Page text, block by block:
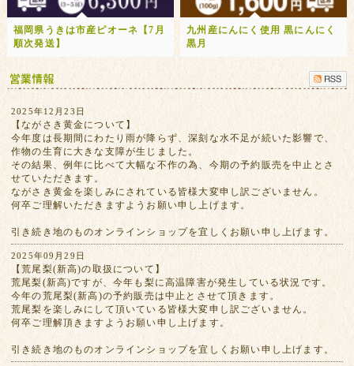
福岡県うきは市産ピオーネ【7月
順次発送】
九州産にんにく使用 黒にんにく
黒月
2025年12月23日
【ながさき黄金について】
今年度は長期間にわたり雨が降らず、深刻な水不足が続いた影響で、
作物の生育に大きな支障が生じました。
その結果、例年に比べて大幅な不作の為、今期の予約販売を中止とさ
せていただきます。
ながさき黄金を楽しみにされている皆様大変申し訳ございません。
何卒ご理解いただきますようお願い申し上げます。
引き続き地のものオンラインショップを宜しくお願い申し上げます。
2025年09月29日
【荒尾梨(新高)の取扱について】
荒尾梨(新高)ですが、今年も梨に高温障害が発生している状況です。
今年の荒尾梨(新高)の予約販売は中止とさせて頂きます。
荒尾梨を楽しみにして頂いている皆様大変申し訳ございません。
何卒ご理解頂きますようお願い申し上げます。
引き続き地のものオンラインショップを宜しくお願い申し上げます。